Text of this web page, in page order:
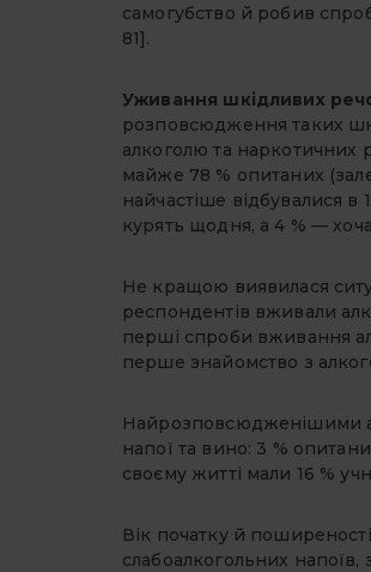
самогубство й робив
81].
Уживання шкідливих
розповсюдження таких
алкоголю та
майже 78 % опитаних
найчастіше відбувалися в
курять щодня, а 4 % —
Не кращою виявилася
респондентів вживали
перші спроби вживання
перше знайомство з
Найрозповсюдженішими
напої та вино: 3 %
своєму житті мали 16 %
Вік початку й
слабоалкогольних напоїв,